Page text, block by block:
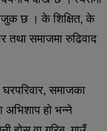
छ । के शिक्षित, के
तथा समाजमा रुढिवाद
समाजका
हो भन्ने